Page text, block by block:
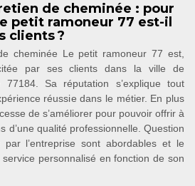
de cheminée : pour
petit ramoneur 77 est-il
clients ?
cheminée Le petit ramoneur 77 est,
par ses clients dans la ville de
Sa réputation s’explique tout
réussie dans le métier. En plus
de s’améliorer pour pouvoir offrir à
d’une qualité professionnelle. Question
l’entreprise sont abordables et le
personnalisé en fonction de son